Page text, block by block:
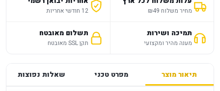
מחיר משלוח ₪49 12 חודשי אחריות
תמיכה ושירות
מענה מהיר ומקצועי
תשלום מאובטח
תקן SSL מאובטח
תיאור מוצר מפרט טכני שאלות נפוצות